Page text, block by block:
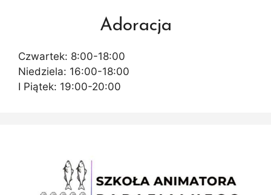
Adoracja
Czwartek: 8:00-18:00
Niedziela: 16:00-18:00
I Piątek: 19:00-20:00